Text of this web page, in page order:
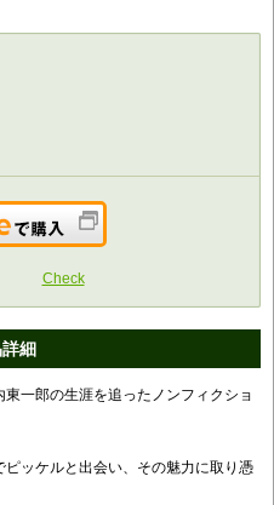
Kindleで購入
Check
細
東一郎の生涯を追ったノンフィクショ
ッケルと出会い、その魅力に取り憑